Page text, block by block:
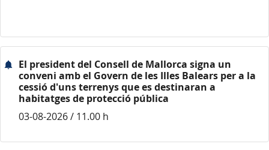
El president del Consell de Mallorca signa un
conveni amb el Govern de les Illes Balears per a la
cessió d'uns terrenys que es destinaran a
habitatges de protecció pública
03-08-2026 / 11.00 h